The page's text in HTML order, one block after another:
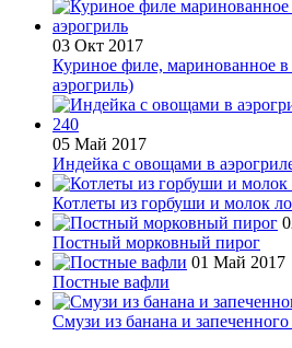
03 Окт 2017
Куриное филе, маринованное в
аэрогриль)
05 Май 2017
Индейка с овощами в
Котлеты из горбуши и молок
Постный морковный пирог
01 Май 2017
Постные вафли
Смузи из банана и запеченного